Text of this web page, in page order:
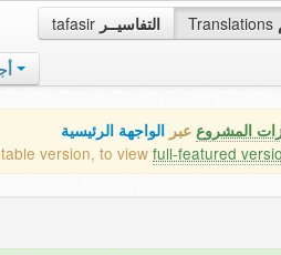
tafasir التفاسيــر Translations
المشروع عبر الواجهة الرئيسية
version, to view full-featured